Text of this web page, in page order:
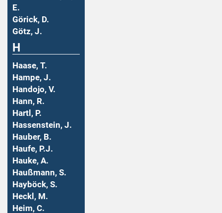
E.
Görick, D.
Götz, J.
H
Haase, T.
Hampe, J.
Handojo, V.
Hann, R.
Hartl, P.
Hassenstein, J.
Hauber, B.
Haufe, P.J.
Hauke, A.
Haußmann, S.
Hayböck, S.
Heckl, M.
Heim, C.